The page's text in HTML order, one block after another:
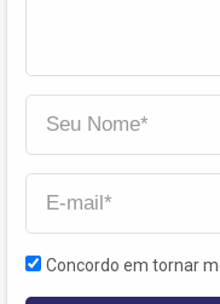
Concordo em tornar